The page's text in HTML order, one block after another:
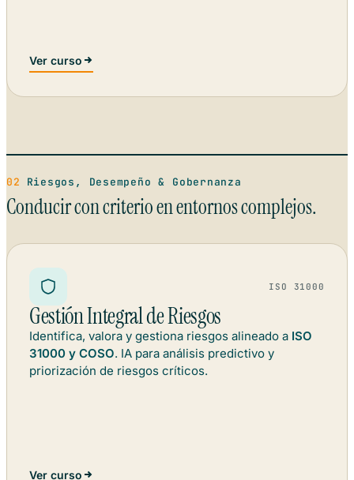
Ver curso
02 Riesgos, Desempeño & Gobernanza
Conducir con criterio en entornos complejos.
ISO 31000
Gestión Integral de Riesgos
Identifica, valora y gestiona riesgos alineado a ISO
31000 y COSO. IA para análisis predictivo y
priorización de riesgos críticos.
Ver curso